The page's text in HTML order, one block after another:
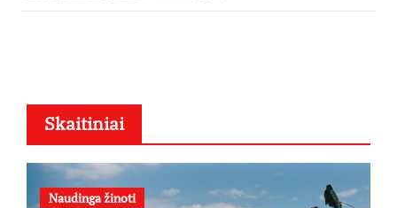
Skaitiniai
Naudinga žinoti